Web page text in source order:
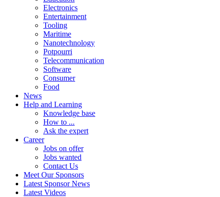
Electronics
Entertainment
Tooling
Maritime
Nanotechnology
Potpourri
Telecommunication
Software
Consumer
Food
News
Help and Learning
Knowledge base
How to ...
Ask the expert
Career
Jobs on offer
Jobs wanted
Contact Us
Meet Our Sponsors
Latest Sponsor News
Latest Videos